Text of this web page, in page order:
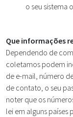
o seu sistema
Que informações
Dependendo de
coletamos podem
de e-mail, número
de contato, o seu
noter que os
lei em alguns países